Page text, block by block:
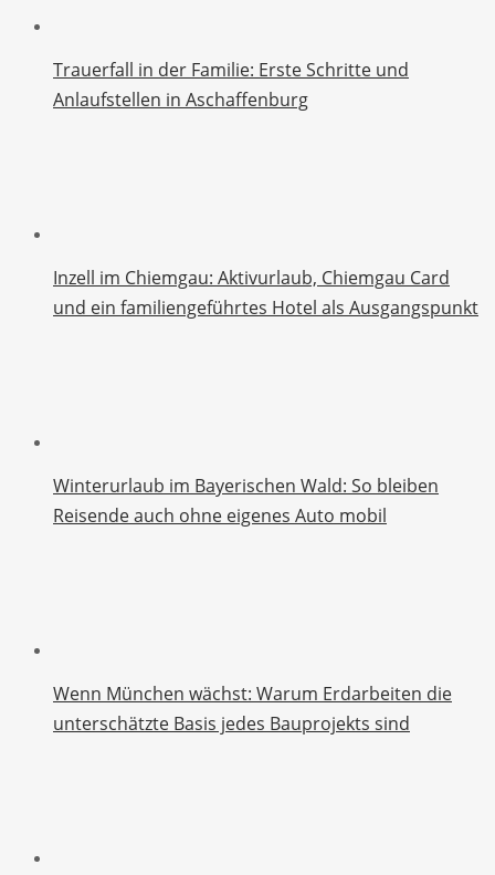
Trauerfall in der Familie: Erste Schritte und
Anlaufstellen in Aschaffenburg
Inzell im Chiemgau: Aktivurlaub, Chiemgau Card
und ein familiengeführtes Hotel als Ausgangspunkt
Winterurlaub im Bayerischen Wald: So bleiben
Reisende auch ohne eigenes Auto mobil
Wenn München wächst: Warum Erdarbeiten die
unterschätzte Basis jedes Bauprojekts sind